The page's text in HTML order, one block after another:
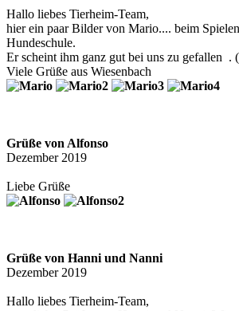
Hallo liebes Tierheim-Team,
hier ein paar Bilder von Mario.... beim
Hundeschule.
Er scheint ihm ganz gut bei uns zu gefallen .
Viele Grüße aus Wiesenbach
Grüße von Alfonso
Dezember 2019
Liebe Grüße
Grüße von Hanni und Nanni
Dezember 2019
Hallo liebes Tierheim-Team,